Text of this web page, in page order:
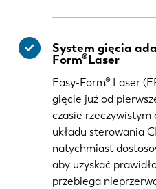
System gięcia
Form®Laser
Easy-Form® Laser
gięcie już od
czasie
układu sterowania
natychmiast
aby uzyskać
przebiega